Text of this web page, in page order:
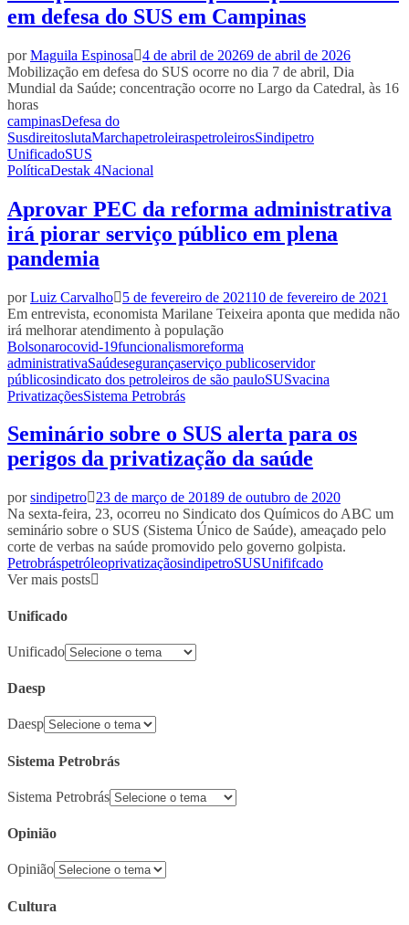
em defesa do SUS em Campinas
porMaguila Espinosa 4 de abril de 20269 de abril de 2026
Mobilização em defesa do SUS ocorre no dia 7 de abril, Dia
Mundial da Saúde; concentração ocorre no Largo da Catedral, às 16
horas
campinasDefesa do
SusdireitoslutaMarchapetroleiraspetroleirosSindipetro
UnificadoSUS
PolíticaDestak 4Nacional
Aprovar PEC da reforma administrativa
irá piorar serviço público em plena
pandemia
porLuiz Carvalho 5 de fevereiro de 202110 de fevereiro de 2021
Em entrevista, economista Marilane Teixeira aponta que medida não
irá melhorar atendimento à população
Bolsonarocovid-19funcionalismoreforma
administrativaSaúdesegurançaserviço publicoservidor
públicosindicato dos petroleiros de são pauloSUSvacina
PrivatizaçõesSistema Petrobrás
Seminário sobre o SUS alerta para os
perigos da privatização da saúde
porsindipetro 23 de março de 20189 de outubro de 2020
Na sexta-feira, 23, ocorreu no Sindicato dos Químicos do ABC um
seminário sobre o SUS (Sistema Único de Saúde), ameaçado pelo
corte de verbas na saúde promovido pelo governo golpista.
PetrobráspetróleoprivatizaçãosindipetroSUSUnififcado
Ver mais posts
Unificado
Unificado
Daesp
Daesp
Sistema Petrobrás
Sistema Petrobrás
Opinião
Opinião
Cultura